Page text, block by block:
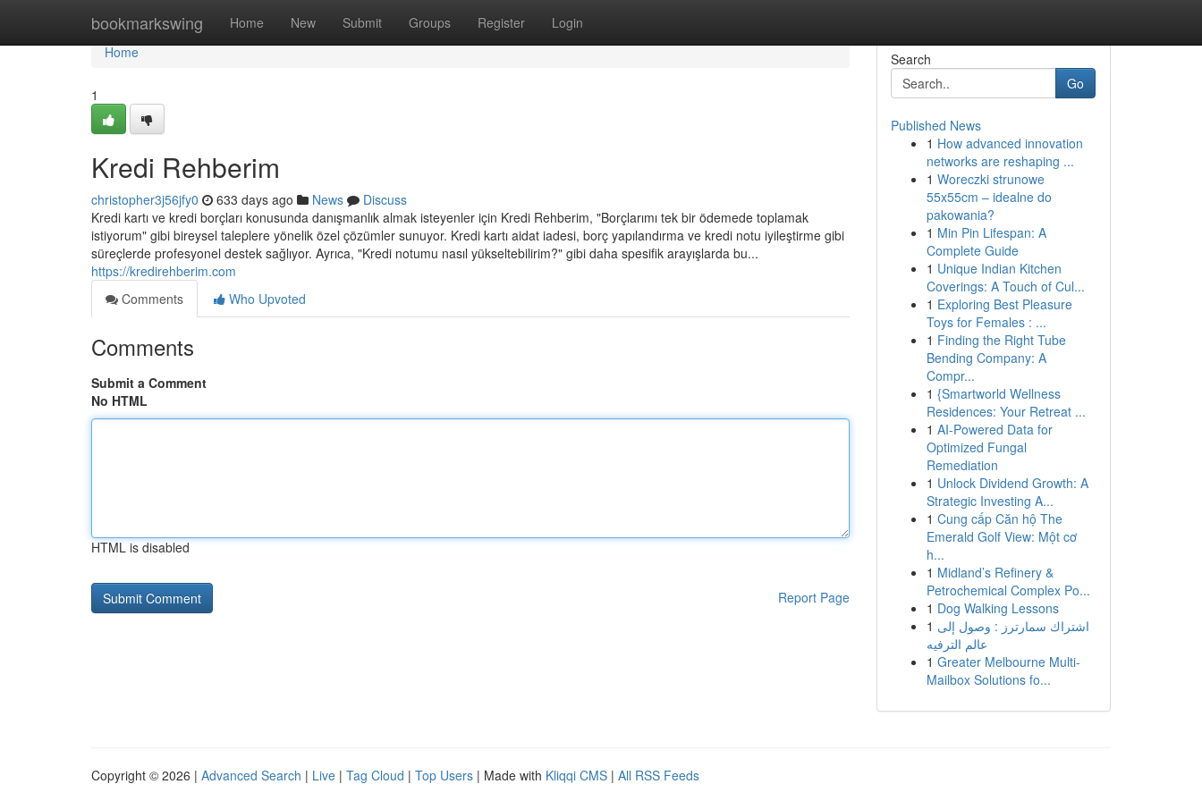
bookmarkswing Home New Submit Groups Register Login
Home
Home
1
Kredi Rehberim
christopher3j56jfy0 633 days ago News
Discuss
Kredi kartı ve kredi borçları konusunda danışmanlık almak isteyenler için Kredi Rehberim, "Borçlarımı tek bir ödemede toplamak
istiyorum" gibi bireysel taleplere yönelik özel çözümler sunuyor. Kredi kartı aidat iadesi, borç yapılandırma ve kredi notu iyileştirme gibi
süreçlerde profesyonel destek sağlıyor. Ayrıca, "Kredi notumu nasıl yükseltebilirim?" gibi daha spesifik arayışlarda bu...
https://kredirehberim.com
Comments
Who Upvoted
Comments
Submit a Comment
No HTML
HTML is disabled
Report Page
Search
Go
Published News
1 How advanced innovation
networks are reshaping ...
1 Woreczki strunowe
55x55cm – idealne do
pakowania?
1 Min Pin Lifespan: A
Complete Guide
1 Unique Indian Kitchen
Coverings: A Touch of Cul...
1 Exploring Best Pleasure
Toys for Females : ...
1 Finding the Right Tube
Bending Company: A
Compr...
1 {Smartworld Wellness
Residences: Your Retreat ...
1 AI-Powered Data for
Optimized Fungal
Remediation
1 Unlock Dividend Growth: A
Strategic Investing A...
1 Cung cấp Căn hộ The
Emerald Golf View: Một cơ
h...
1 Midland’s Refinery &
Petrochemical Complex Po...
1 Dog Walking Lessons
1 اشتراك سمارترز : وصول إلى
عالم الترفيه
1 Greater Melbourne Multi-
Mailbox Solutions fo...
Copyright © 2026 | Advanced Search | Live | Tag Cloud | Top Users | Made with Kliqqi CMS | All RSS Feeds